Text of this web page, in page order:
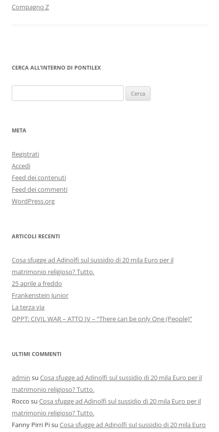
Compagno Z
CERCA ALL’INTERNO DI PONTILEX
per:
META
Registrati
Accedi
Feed dei contenuti
Feed dei commenti
WordPress.org
ARTICOLI RECENTI
Cosa sfugge ad Adinolfi sul sussidio di 20 mila Euro per il
matrimonio religioso? Tutto.
25 aprile a freddo
Frankenstein Junior
La terza via
OPPT: CIVIL WAR – ATTO IV – “There can be only One (People)”
ULTIMI COMMENTI
admin su Cosa sfugge ad Adinolfi sul sussidio di 20 mila Euro per il
matrimonio religioso? Tutto.
Rocco su Cosa sfugge ad Adinolfi sul sussidio di 20 mila Euro per il
matrimonio religioso? Tutto.
Fanny Pirri Pisu Cosa sfugge ad Adinolfi sul sussidio di 20 mila Euro